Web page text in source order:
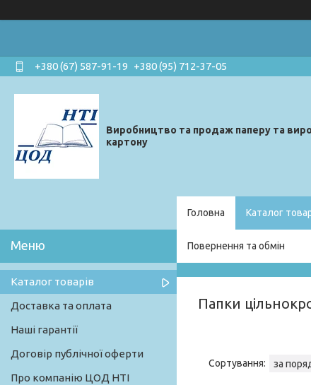
+380 (67) 587-91-19 +380 (95) 712-37-05
Виробництво та продаж паперу та
картону
Головна Каталог
Повернення та обмін
Папки
Каталог товарів
Доставка та оплата
Наші гарантії
Договір публічної оферти
Про компанію ЦОД НТІ